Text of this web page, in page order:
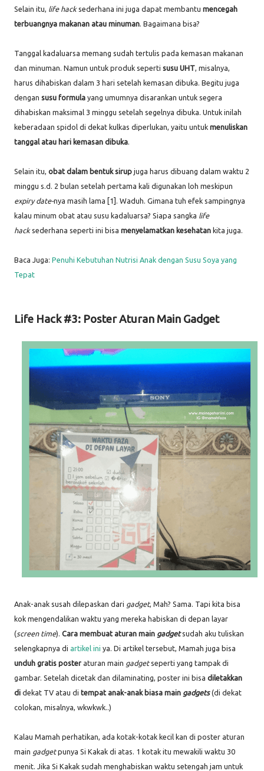
Selain itu, life hack sederhana ini juga dapat membantu mencegah
terbuangnya makanan atau minuman. Bagaimana bisa?
Tanggal kadaluarsa memang sudah tertulis pada kemasan makanan
dan minuman. Namun untuk produk seperti susu UHT, misalnya,
harus dihabiskan dalam 3 hari setelah kemasan dibuka. Begitu juga
dengan susu formula yang umumnya disarankan untuk segera
dihabiskan maksimal 3 minggu setelah segelnya dibuka. Untuk inilah
keberadaan spidol di dekat kulkas diperlukan, yaitu untuk menuliskan
tanggal atau hari kemasan dibuka.
Selain itu, obat dalam bentuk sirup juga harus dibuang dalam waktu 2
minggu s.d. 2 bulan setelah pertama kali digunakan loh meskipun
expiry date-nya masih lama [1]. Waduh. Gimana tuh efek sampingnya
kalau minum obat atau susu kadaluarsa? Siapa sangka life
hacksederhana seperti ini bisa menyelamatkan kesehatan kita juga.
Baca Juga: Penuhi Kebutuhan Nutrisi Anak dengan Susu Soya yang
Tepat
Life Hack #3: Poster Aturan Main Gadget
Anak-anak susah dilepaskan dari gadget, Mah? Sama. Tapi kita bisa
kok mengendalikan waktu yang mereka habiskan di depan layar
(screen time). Cara membuat aturan main gadget sudah aku tuliskan
selengkapnya di artikel ini ya. Di artikel tersebut, Mamah juga bisa
unduh gratis poster aturan main gadgetseperti yang tampak di
gambar. Setelah dicetak dan dilaminating, poster ini bisa diletakkan
di dekat TV atau di tempat anak-anak biasa main gadgets(di dekat
colokan, misalnya, wkwkwk..)
Kalau Mamah perhatikan, ada kotak-kotak kecil kan di poster aturan
main gadgetpunya Si Kakak di atas. 1 kotak itu mewakili waktu 30
menit. Jika Si Kakak sudah menghabiskan waktu setengah jam untuk